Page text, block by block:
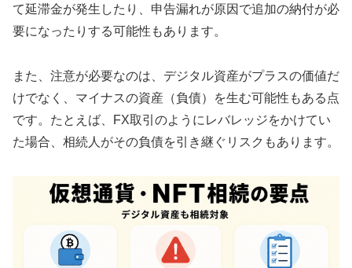
て延滞金が発生したり、申告漏れが原因で追加の納付が必
要になったりする可能性もあります。
また、注意が必要なのは、デジタル資産がプラスの価値だ
けでなく、マイナスの資産（負債）を生む可能性もある点
です。たとえば、FX取引のようにレバレッジをかけてい
た場合、相続人がその負債を引き継ぐリスクもあります。